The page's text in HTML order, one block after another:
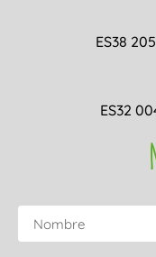
ES38
ES32